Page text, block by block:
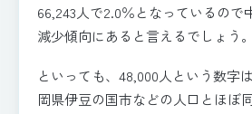
66,243人で2.0％となっているので
減少傾向にあると言えるでしょう。
といっても、48,000人という数字
岡県伊豆の国市などの人口とほぼ